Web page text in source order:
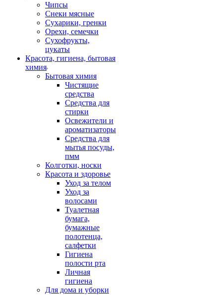
Чипсы
Снеки мясные
Сухарики, гренки
Орехи, семечки
Сухофрукты,
цукаты
Красота, гигиена, бытовая
химия
Бытовая химия
Чистящие
средства
Средства для
стирки
Освежители и
ароматизаторы
Средства для
мытья посуды,
пмм
Колготки, носки
Красота и здоровье
Уход за телом
Уход за
волосами
Туалетная
бумага,
бумажные
полотенца,
салфетки
Гигиена
полости рта
Личная
гигиена
Для дома и уборки